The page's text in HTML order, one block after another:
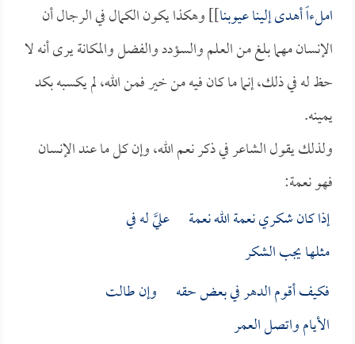
املءاً أهدى إلينا عيوبنا]] وهكذا يكون الكمال في الرجال أن
الإنسان مهما بلغ من العلم والسؤدد والفضل والمكانة يرى أنه لا
حظ له في ذلك، إنما ما كان فيه من خير فمن الله، لم يكسبه بكد
يمينه.
ولذلك يقول الشاعر في ذكر نعم الله، وإن كل ما عند الإنسان
فهو نعمة:
إذا كان شكري نعمة الله نعمة عليَّ له في
مثلها يجب الشكر
فكيف أقوم الدهر في بعض حقه وإن طالت
الأيام واتصل العمر